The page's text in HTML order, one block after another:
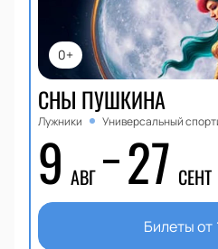
0+
СНЫ ПУШКИНА
Лужники Универсальный
9 АВГ 27 СЕНТ
Билеты от